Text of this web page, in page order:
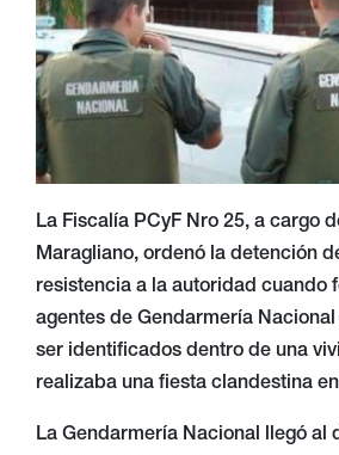
La Fiscalía PCyF Nro 25, a cargo
Maragliano, ordenó la detención
resistencia a la autoridad cuando
agentes de Gendarmería
ser identificados dentro de una
realizaba una fiesta clandestina
La Gendarmería Nacional llegó al